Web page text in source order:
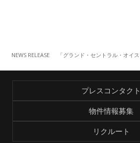
NEWS RELEASE
プレスコンタクト
物件情報募集
リクルート